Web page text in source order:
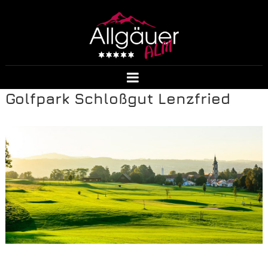
Golfpark Schloßgut Lenzfried